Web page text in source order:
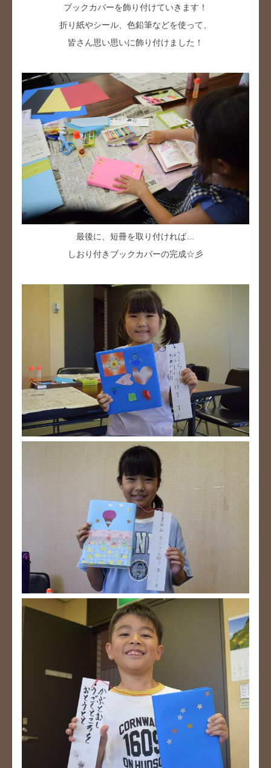
ブックカバーを飾り付けていきます！
折り紙やシール、色鉛筆などを使って、
皆さん思い思いに飾り付けました！
最後に、短冊を取り付ければ…
しおり付きブックカバーの完成☆彡